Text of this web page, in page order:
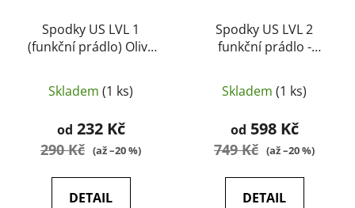
Spodky US LVL 1
(funkční prádlo) Olive
Skladem (1 ks)
od 232 Kč
290 Kč (až –20 %)
DETAIL
Spodky US LVL 2
funkční prádlo -
Skladem (1 ks)
od 598 Kč
749 Kč (až –20 %)
DETAIL